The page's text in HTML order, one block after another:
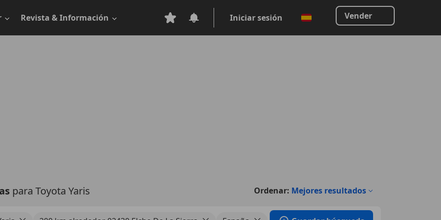
Revista & Información Iniciar sesión Vender
para Toyota Yaris Ordenar: Mejores resultados